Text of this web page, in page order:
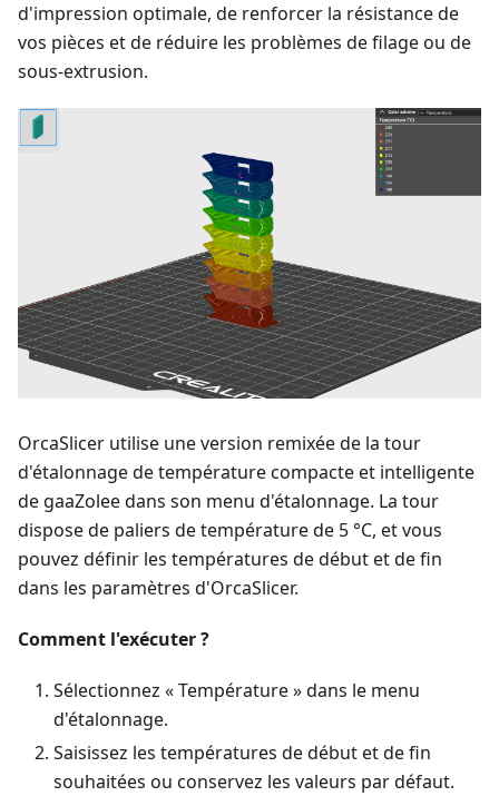
d'impression optimale, de renforcer la résistance de
vos pièces et de réduire les problèmes de filage ou de
sous-extrusion.
OrcaSlicer utilise une version remixée de la tour
d'étalonnage de température compacte et intelligente
de gaaZolee dans son menu d'étalonnage. La tour
dispose de paliers de température de 5 °C, et vous
pouvez définir les températures de début et de fin
dans les paramètres d'OrcaSlicer.
Comment l'exécuter ?
Sélectionnez « Température » dans le menu
d'étalonnage.
Saisissez les températures de début et de fin
souhaitées ou conservez les valeurs par défaut.